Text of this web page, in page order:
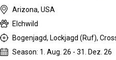
Arizona, USA
Elchwild
Season: 1. Aug. 26 - 31. Dez. 26